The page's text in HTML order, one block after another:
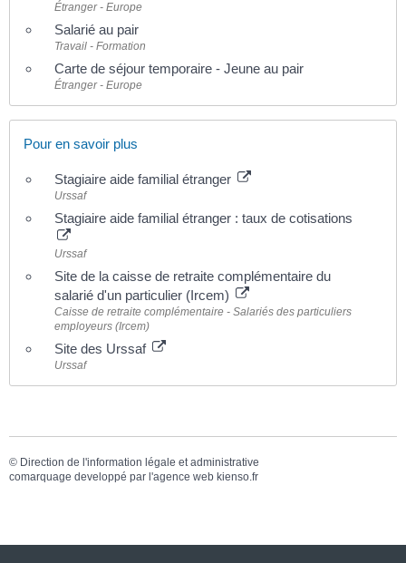
Étranger - Europe
Salarié au pair
Travail - Formation
Carte de séjour temporaire - Jeune au pair
Étranger - Europe
Pour en savoir plus
Stagiaire aide familial étranger
Urssaf
Stagiaire aide familial étranger : taux de cotisations
Urssaf
Site de la caisse de retraite complémentaire du
salarié d'un particulier (Ircem)
Caisse de retraite complémentaire - Salariés des particuliers
employeurs (Ircem)
Site des Urssaf
Urssaf
© Direction de l'information légale et administrative
comarquage developpé par l'agence web kienso.fr